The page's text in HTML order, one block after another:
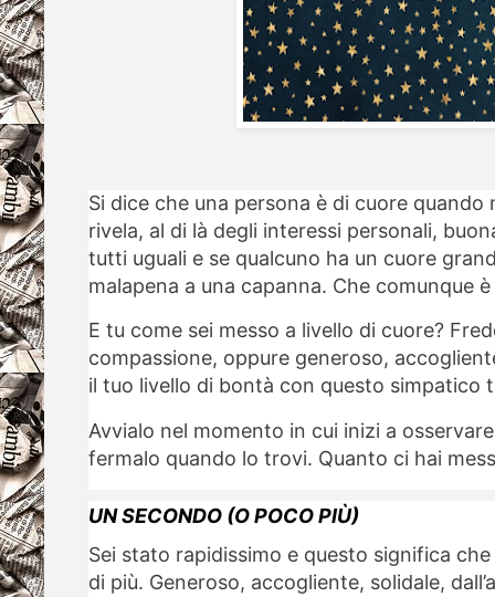
Si dice che una persona è di cuore
rivela, al di là degli interessi personali,
tutti uguali e se qualcuno ha un cuore
malapena a una capanna. Che comunque
E tu come sei messo a livello di cuore?
compassione, oppure generoso,
il tuo livello di bontà con questo
Avvialo nel momento in cui inizi a
fermalo quando lo trovi. Quanto ci hai
UN SECONDO (O POCO PIÙ)
Sei stato rapidissimo e questo significa
di più. Generoso, accogliente, solidale,